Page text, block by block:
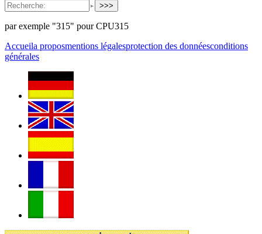
>>>
par exemple "315" pour CPU315
Accueila proposmentions légalesprotection des donnéesconditions
générales